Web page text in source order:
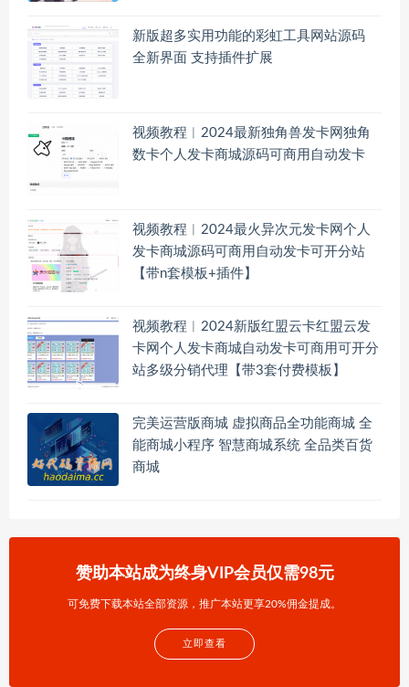
新版超多实用功能的彩虹工具网站源码
全新界面 支持插件扩展
视频教程︱2024最新独角兽发卡网独角
数卡个人发卡商城源码可商用自动发卡
视频教程︱2024最火异次元发卡网个人
发卡商城源码可商用自动发卡可开分站
【带n套模板+插件】
视频教程︱2024新版红盟云卡红盟云发
卡网个人发卡商城自动发卡可商用可开分
站多级分销代理【带3套付费模板】
完美运营版商城 虚拟商品全功能商城 全
能商城小程序 智慧商城系统 全品类百货
商城
赞助本站成为终身VIP会员仅需98元
可免费下载本站全部资源，推广本站更享20%佣金提成。
立即查看